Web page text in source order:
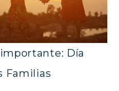
Día
Familias